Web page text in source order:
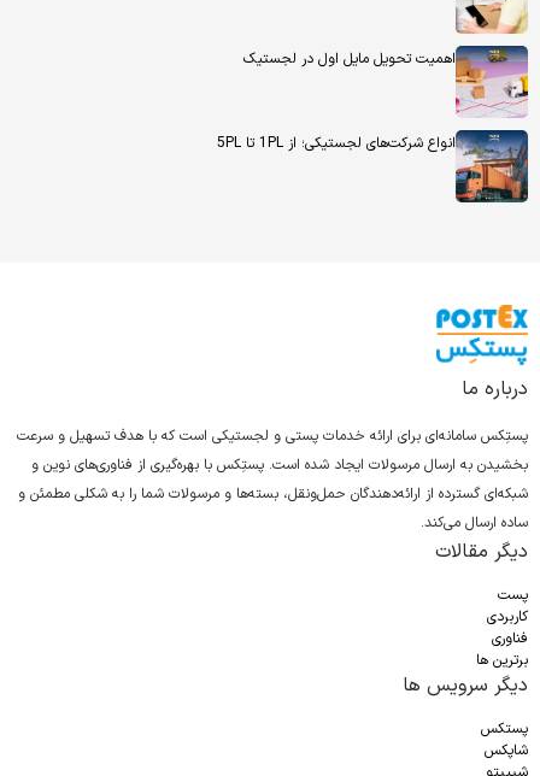
اهمیت تحویل مایل اول در لجستیک
انواع شرکت‌های لجستیکی؛ از 1PL تا 5PL
درباره ما
پستِکس سامانه‌ای برای ارائه خدمات پستی و لجستیکی است که با هدف تسهیل و سرعت
بخشیدن به ارسال مرسولات ایجاد شده است. پستِکس با بهره‌گیری از فناوری‌های نوین و
شبکه‌ای گسترده از ارائه‌دهندگان حمل‌ونقل، بسته‌ها و مرسولات شما را به شکلی مطمئن و
ساده ارسال می‌کند.
دیگر مقالات
پست
کاربردی
فناوری
برترین ها
دیگر سرویس ها
پستکس
شاپکس